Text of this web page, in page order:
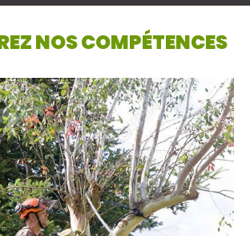
NOS COMPÉTENCES